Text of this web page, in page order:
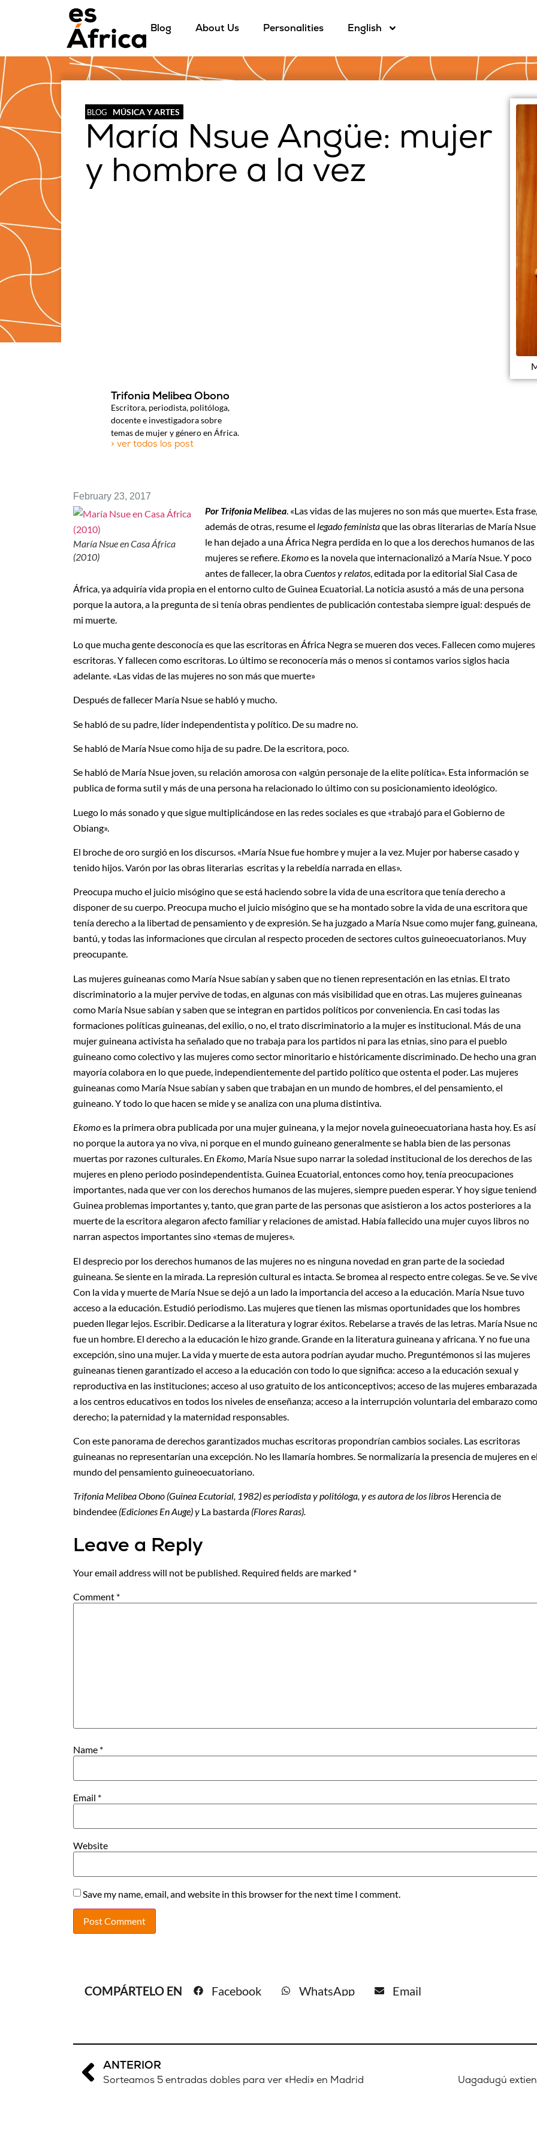
Blog About Us Personalities English
BLOG MÚSICA Y ARTES
María Nsue Angüe: mujer
y hombre a la vez
Trifonia Melibea Obono
Escritora, periodista, politóloga,
docente e investigadora sobre
temas de mujer y género en África.
> ver todos los post
February 23, 2017
María Nsue en Casa África
(2010)
Por Trifonia Melibea. «Las vidas de las mujeres no son más que muerte». Esta frase,
además de otras, resume el legado feministaque las obras literarias de María Nsue
le han dejado a una África Negra perdida en lo que a los derechos humanos de las
mujeres se refiere. Ekomoes la novela que internacionalizó a María Nsue. Y poco
antes de fallecer, la obraCuentos y relatos, editada por la editorial Sial Casa de
África, ya adquiría vida propia en el entorno culto de Guinea Ecuatorial. La noticia asustó a más de una persona
porque la autora, a la pregunta de si tenía obras pendientes de publicación contestaba siempre igual: después de
mi muerte.
Lo que mucha gente desconocía es que las escritoras en África Negra se mueren dos veces. Fallecen como mujeres
escritoras. Y fallecen como escritoras. Lo último se reconocería más o menos si contamos varios siglos hacia
adelante. «Las vidas de las mujeres no son más que muerte»
Después de fallecer María Nsue se habló y mucho.
Se habló de su padre, líder independentista y político. De su madre no.
Se habló de María Nsue como hija de su padre. De la escritora, poco.
Se habló de María Nsue joven, su relación amorosa con «algún personaje de la elite política». Esta información se
publica de forma sutil y más de una persona ha relacionado lo último con su posicionamiento ideológico.
Luego lo más sonado y que sigue multiplicándose en las redes sociales es que «trabajó para el Gobierno de
Obiang».
El broche de oro surgió en los discursos. «María Nsue fue hombre y mujer a la vez. Mujer por haberse casado y
tenido hijos. Varón por las obras literarias escritas y la rebeldía narrada en ellas».
Preocupa mucho el juicio misógino que se está haciendo sobre la vida de una escritora que tenía derecho a
disponer de su cuerpo. Preocupa mucho el juicio misógino que se ha montado sobre la vida de una escritora que
tenía derecho a la libertad de pensamiento y de expresión. Se ha juzgado a María Nsue como mujer fang, guineana,
bantú, y todas las informaciones que circulan al respecto proceden de sectores cultos guineoecuatorianos. Muy
preocupante.
Las mujeres guineanas como María Nsue sabían y saben que no tienen representación en las etnias. El trato
discriminatorio a la mujer pervive de todas, en algunas con más visibilidad que en otras. Las mujeres guineanas
como María Nsue sabían y saben que se integran en partidos políticos por conveniencia. En casi todas las
formaciones políticas guineanas, del exilio, o no, el trato discriminatorio a la mujer es institucional. Más de una
mujer guineana activista ha señalado que no trabaja para los partidos ni para las etnias, sino para el pueblo
guineano como colectivo y las mujeres como sector minoritario e históricamente discriminado. De hecho una gran
mayoría colabora en lo que puede, independientemente del partido político que ostenta el poder. Las mujeres
guineanas como María Nsue sabían y saben que trabajan en un mundo de hombres, el del pensamiento, el
guineano. Y todo lo que hacen se mide y se analiza con una pluma distintiva.
Ekomoes la primera obra publicada por una mujer guineana, y la mejor novela guineoecuatoriana hasta hoy. Es así
no porque la autora ya no viva, ni porque en el mundo guineano generalmente se habla bien de las personas
muertas por razones culturales. En Ekomo, María Nsue supo narrar la soledad institucional de los derechos de las
mujeres en pleno periodo posindependentista. Guinea Ecuatorial, entonces como hoy, tenía preocupaciones
importantes, nada que ver con los derechos humanos de las mujeres, siempre pueden esperar. Y hoy sigue
Guinea problemas importantes y, tanto, que gran parte de las personas que asistieron a los actos posteriores a la
muerte de la escritora alegaron afecto familiar y relaciones de amistad. Había fallecido una mujer cuyos libros no
narran aspectos importantes sino «temas de mujeres».
El desprecio por los derechos humanos de las mujeres no es ninguna novedad en gran parte de la sociedad
guineana. Se siente en la mirada. La represión cultural es intacta. Se bromea al respecto entre colegas. Se ve. Se
Con la vida y muerte de María Nsue se dejó a un lado la importancia del acceso a la educación. María Nsue tuvo
acceso a la educación. Estudió periodismo. Las mujeres que tienen las mismas oportunidades que los hombres
pueden llegar lejos. Escribir. Dedicarse a la literatura y lograr éxitos. Rebelarse a través de las letras. María Nsue
fue un hombre. El derecho a la educación le hizo grande. Grande en la literatura guineana y africana. Y no fue una
excepción, sino una mujer. La vida y muerte de esta autora podrían ayudar mucho. Preguntémonos si las mujeres
guineanas tienen garantizado el acceso a la educación con todo lo que significa: acceso a la educación sexual y
reproductiva en las instituciones; acceso al uso gratuito de los anticonceptivos; acceso de las mujeres
a los centros educativos en todos los niveles de enseñanza; acceso a la interrupción voluntaria del embarazo como
derecho; la paternidad y la maternidad responsables.
Con este panorama de derechos garantizados muchas escritoras propondrían cambios sociales. Las escritoras
guineanas no representarían una excepción. No les llamaría hombres. Se normalizaría la presencia de mujeres en el
mundo del pensamiento guineoecuatoriano.
Trifonia Melibea Obono (Guinea Ecutorial, 1982) es periodista y politóloga, y es autora de los libros Herencia de
bindendee (Ediciones En Auge) y La bastarda (Flores Raras).
Leave a Reply
Your email address will not be published. Required fields are marked *
Comment *
Name *
Email *
Website
Save my name, email, and website in this browser for the next time I comment.
COMPÁRTELO EN Facebook WhatsApp Email
ANTERIOR
Sorteamos 5 entradas dobles para ver «Hedi» en Madrid Uagadugú